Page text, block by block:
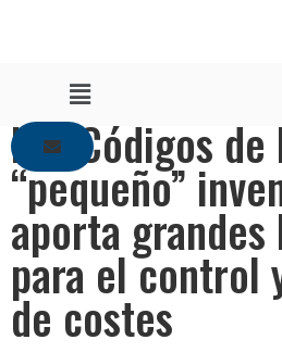
Los Códigos
“pequeño”
aporta
para el control
de costes